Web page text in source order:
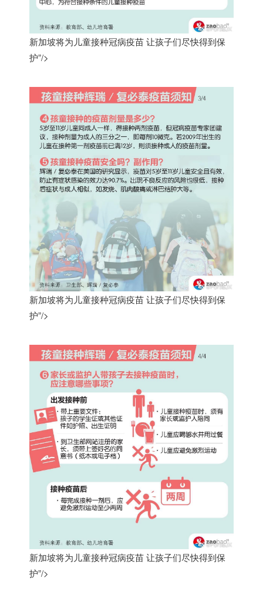
新加坡将为儿童接种冠病疫苗 让孩子们尽快得到保
护”/>
新加坡将为儿童接种冠病疫苗 让孩子们尽快得到保
护”/>
新加坡将为儿童接种冠病疫苗 让孩子们尽快得到保
护”/>